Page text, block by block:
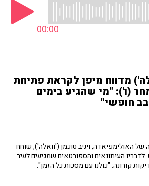
00:00
מדווח מיפן לקראת פתיחת
(ו'): "מי שהגיע בימים
חופשי"
האולימפיאדה, ויניב טוכמן ('וואלה'), שוחח
העיתונאים והספורטאים שמגיעים לעיר
קורונה: "כולנו עם מסכות כל הזמן".